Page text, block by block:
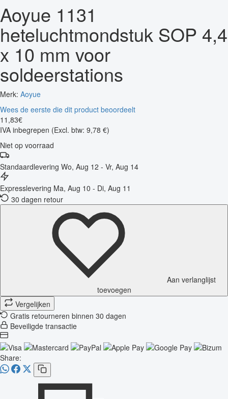
Aoyue 1131
heteluchtmondstuk SOP 4,4
x 10 mm voor
soldeerstations
Merk: Aoyue
Wees de eerste die dit product beoordeelt
11 ,83€
IVA inbegrepen (Excl. btw: 9,78 €)
Niet op voorraad
Standaardlevering Wo, Aug 12 - Vr, Aug 14
Expresslevering Ma, Aug 10 - Di, Aug 11
30 dagen retour
Aan verlanglijst
toevoegen
Vergelijken
Gratis retourneren binnen 30 dagen
Beveiligde transactie
Share: